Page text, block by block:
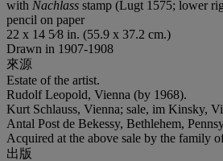
with Nachlass stamp (Lugt 1575; lower
pencil on paper
22 x 14 5⁄8 in. (55.9 x 37.2 cm.)
Drawn in 1907-1908
來源
Estate of the artist.
Rudolf Leopold, Vienna (by 1968).
Kurt Schlauss, Vienna; sale, im Kinsky,
Antal Post de Bekessy, Bethlehem,
Acquired at the above sale by the family
出版